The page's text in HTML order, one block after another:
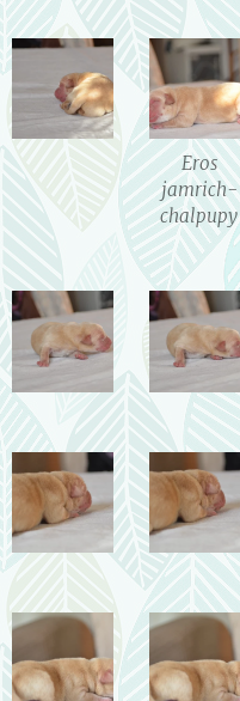
Eros
jamrich-
chalpupy